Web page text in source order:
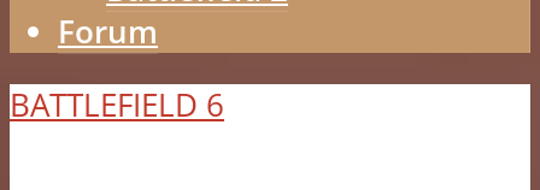
Forum
BATTLEFIELD 6